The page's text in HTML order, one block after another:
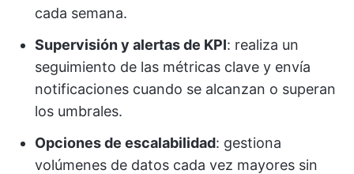
cada semana.
Supervisión y alertas de KPI: realiza un
seguimiento de las métricas clave y envía
notificaciones cuando se alcanzan o superan
los umbrales.
Opciones de escalabilidad: gestiona
volúmenes de datos cada vez mayores sin